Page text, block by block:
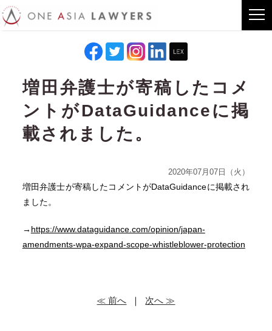
増田弁護士が寄稿したコメ
ントがDataGuidanceに掲
載されました。
2020年07月07日（火）
増田弁護士が寄稿したコメントがDataGuidanceに掲載され
ました。
→ https://www.dataguidance.com/opinion/japan-
amendments-wpa-expand-scope-whistleblower-protection
≪ 前へ ｜ 次へ ≫